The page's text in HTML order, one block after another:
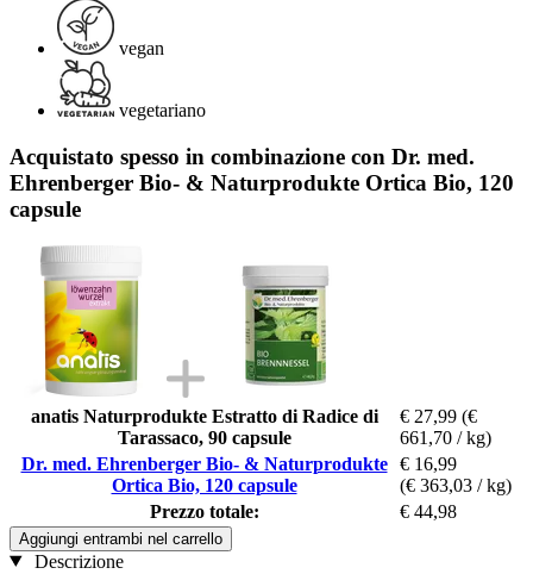
vegan
vegetariano
Acquistato spesso in combinazione con Dr. med.
Ehrenberger Bio- & Naturprodukte Ortica Bio, 120
capsule
anatis Naturprodukte Estratto di Radice di
Tarassaco, 90 capsule
€ 27,99 (€
661,70 / kg)
Dr. med. Ehrenberger Bio- & Naturprodukte
Ortica Bio, 120 capsule
€ 16,99
(€ 363,03 / kg)
Prezzo totale:
€ 44,98
Aggiungi entrambi nel carrello
Descrizione